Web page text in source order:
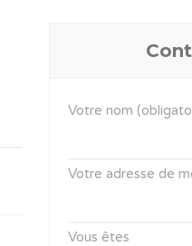
Votre nom
Votre adresse de
Vous êtes